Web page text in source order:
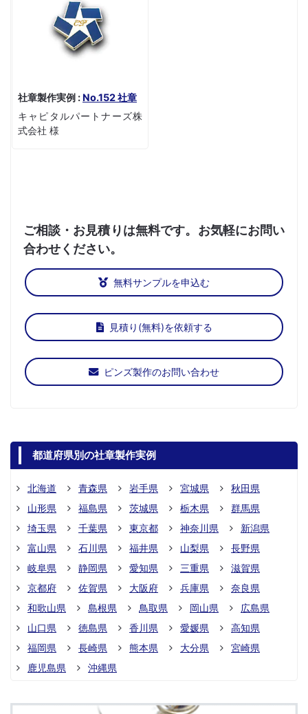
社章製作実例 : No.152 社章
キャピタルパートナーズ株
式会社 様
ご相談・お見積りは無料です。お気軽にお問い
合わせください。
無料サンプルを申込む
見積り(無料)を依頼する
ピンズ製作のお問い合わせ
都道府県別の社章製作実例
北海道 青森県 岩手県 宮城県
秋田県
山形県
福島県 茨城県 栃木県
群馬県
埼玉県
千葉県 東京都 神奈川県
新潟県
富山県
石川県 福井県 山梨県
長野県
岐阜県
静岡県 愛知県 三重県
滋賀県
京都府
佐賀県 大阪府 兵庫県
奈良県
和歌山県
島根県 鳥取県 岡山県
広島県
山口県
徳島県 香川県 愛媛県
高知県
福岡県
長崎県 熊本県 大分県
宮崎県
鹿児島県
沖縄県